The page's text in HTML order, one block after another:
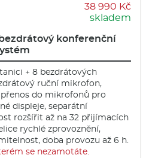
38 990 Kč
skladem
konferenční
+ 8 bezdrátových
ruční mikrofon,
do mikrofonů pro
displeje, separátní
rozšířit až na 32 přijímacích
rychlé zprovoznění,
doba provozu až 6 h.
se nezamotáte.